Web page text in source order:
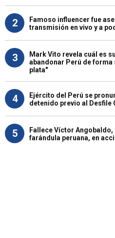
2
Famoso influencer fue
transmisión en vivo y a
3
Mark Vito revela cuál es
abandonar Perú de
plata"
4
Ejército del Perú se
detenido previo al Desfile
5
Fallece Víctor
farándula peruana, en